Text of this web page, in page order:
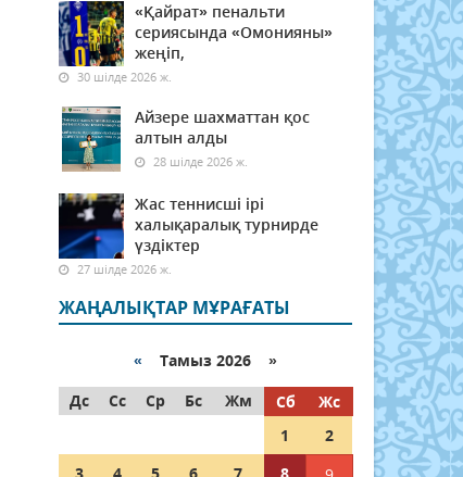
«Қайрат» пенальти
сериясында «Омонияны»
жеңіп,
30 шілде 2026 ж.
Айзере шахматтан қос
алтын алды
28 шілде 2026 ж.
Жас теннисші ірі
халықаралық турнирде
үздіктер
27 шілде 2026 ж.
ЖАҢАЛЫҚТАР МҰРАҒАТЫ
« Тамыз 2026 »
Дс
Сс Ср Бс Жм Сб
Жс
1
2